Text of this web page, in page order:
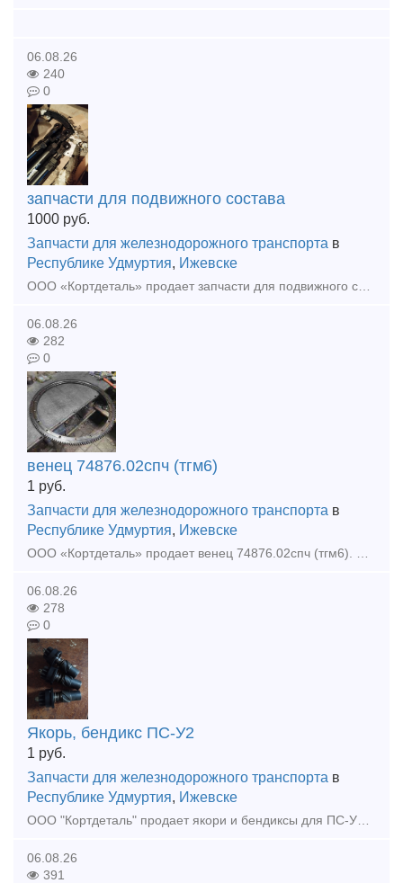
06.08.26
240
0
запчасти для подвижного состава
1000 руб.
Запчасти для железнодорожного транспорта в
Республике Удмуртия, Ижевске
ООО «Кортдеталь» продает запчасти для подвижного состава: привод двухмашинного агрегата ТЭМ2.85.60.015, подпятник вентилятора ТЭМ2.85.50.068 (ТЭМ2.85.50.050), стяжки винтовые ТЭМ1.40.60.020 (ТЭ3.10.10
06.08.26
282
0
венец 74876.02спч (тгм6)
1 руб.
Запчасти для железнодорожного транспорта в
Республике Удмуртия, Ижевске
ООО «Кортдеталь» продает венец 74876.02спч (тгм6). Организуем доставку из Ижевска.
06.08.26
278
0
Якорь, бендикс ПС-У2
1 руб.
Запчасти для железнодорожного транспорта в
Республике Удмуртия, Ижевске
ООО "Кортдеталь" продает якори и бендиксы для ПС-У2. Оперативная отправка из Ижевска.
06.08.26
391